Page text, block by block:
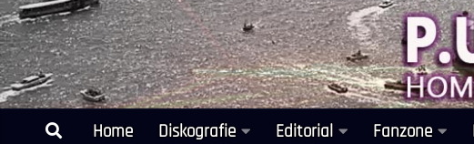
Home Diskografie Editorial Fanzone